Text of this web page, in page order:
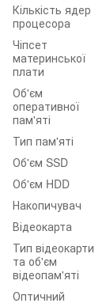
Кількість ядер
процесора
Чіпсет
материнської
плати
Об'єм
оперативної
пам'яті
Тип пам'яті
Об'єм SSD
Об'єм HDD
Накопичувач
Відеокарта
Тип відеокарти
та об'єм
відеопам'яті
Оптичний